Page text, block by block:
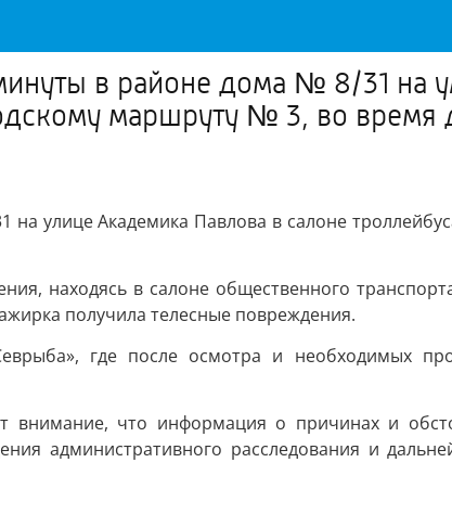
в районе дома № 8/31 на
маршруту № 3, во время
улице Академика Павлова в салоне
находясь в салоне общественного
получила телесные повреждения.
где после осмотра и необходимых
что информация о причинах и
административного расследования и